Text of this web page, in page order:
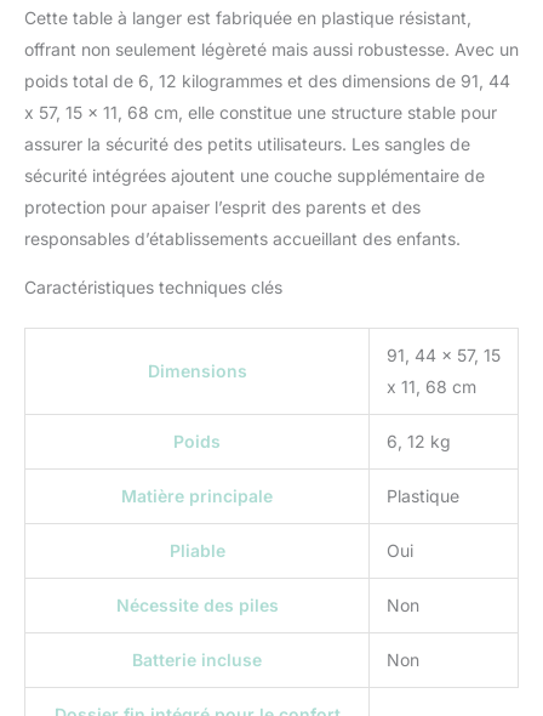
correctement installé par
un professionnel ; bords
côtés pour plus de
sécurité et de sécurité
Dimensions du produit :
mesure 89,5 cm (L) x
10,2 cm (l) x 52,1 cm (H)
fermé et 89,5 cm (L) x
52,1 cm (l) ouvert;
jusqu'à 22,7 kg, chaque
supporter jusqu'à 4,5 kg
Cette table à langer est fabriquée en plastique résistant,
offrant non seulement légèreté mais aussi robustesse. Avec un
poids total de 6, 12 kilogrammes et des dimensions de 91, 44
x 57, 15 x 11, 68 cm, elle constitue une structure stable pour
assurer la sécurité des petits utilisateurs. Les sangles de
sécurité intégrées ajoutent une couche supplémentaire de
protection pour apaiser l’esprit des parents et des
responsables d’établissements accueillant des enfants.
Caractéristiques techniques clés
Dimensions
91, 44 x 57, 15
x 11, 68 cm
Poids 6, 12 kg
Matière principale Plastique
Pliable Oui
Nécessite des piles Non
Batterie incluse Non